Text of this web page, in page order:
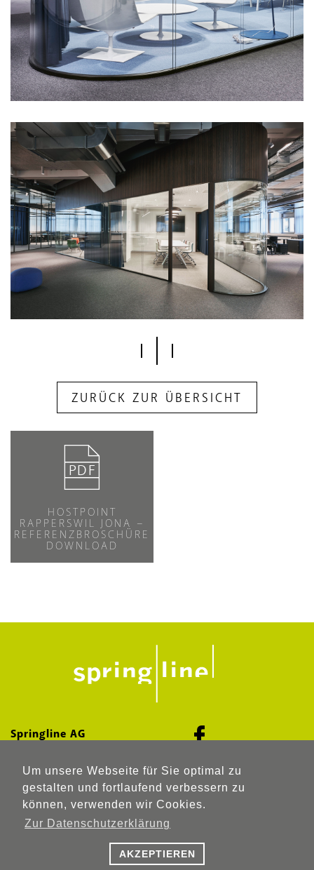
Um unsere Webseite für Sie optimal zu
gestalten und fortlaufend verbessern zu
können, verwenden wir Cookies.
Zur Datenschutzerklärung
AKZEPTIEREN
ZURÜCK ZUR ÜBERSICHT
HOSTPOINT
RAPPERSWIL JONA –
REFERENZBROSCHÜRE
DOWNLOAD
Springline AG
8105 Regensdorf
T 044 368 30 30
F 044 368 30 33
info@springline.ch
Newsletter
Datenschutz